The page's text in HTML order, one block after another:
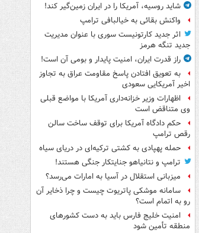
شاید روسیه، آمریکا را در ایران زمین‌گیر کند!
واکنش بقائی به خیالبافی ترامپ
اثر جدید کارتونیست سوری با عنوان مدیریت
جدید تنگه هرمز
راز قدرت ایران، امنیت پایدار و بومی آن است!
به تعویق افتادن پاسخ مقاومت عراق به تجاوز
اخیر آمریکایی سعودی
اظهارات وزیر خزانه‌داری آمریکا با مواضع قبلی
وی متناقض است
حکم دادگاه آمریکا برای توقف ساخت سالن
رقص ترامپ
حمله پهپادی به کشتی ترکیه‌ای در دریای سیاه
ترامپ و نتانیاهو جنایتکار جنگی هستند!
میزبانی استقلال در آسیا به امارات می‌رسد؟
سامانه موشکی پاتریوت چیست و چرا ذخایر آن
رو به اتمام است؟
امنیت خلیج فارس باید به دست کشورهای
منطقه تأمین شود